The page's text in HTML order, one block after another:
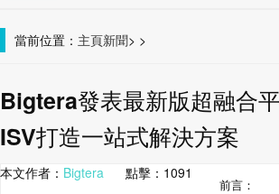
當前位置： 主頁 >
新聞 >
Bigtera發表最新版超融合
ISV打造一站式解決方案
本文作者： Bigtera 點擊： 1091
前言：